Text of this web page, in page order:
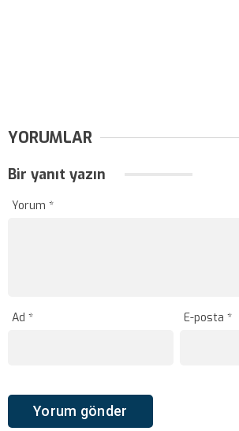
YORUMLAR
Bir yanıt yazın
Yorum *
Ad * E-posta*